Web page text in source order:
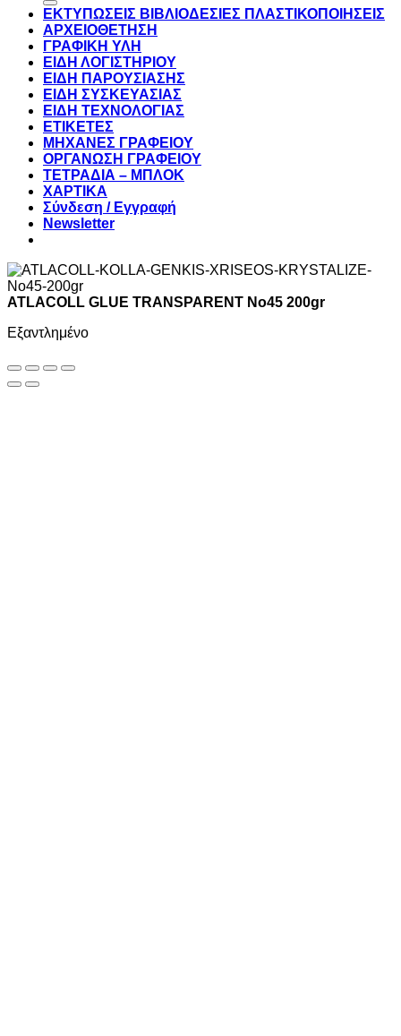
ΕΚΤΥΠΩΣΕΙΣ ΒΙΒΛΙΟΔΕΣΙΕΣ ΠΛΑΣΤΙΚΟΠΟΙΗΣΕΙΣ
ΑΡΧΕΙΟΘΕΤΗΣΗ
ΓΡΑΦΙΚΗ ΥΛΗ
ΕΙΔΗ ΛΟΓΙΣΤΗΡΙΟΥ
ΕΙΔΗ ΠΑΡΟΥΣΙΑΣΗΣ
ΕΙΔΗ ΣΥΣΚΕΥΑΣΙΑΣ
ΕΙΔΗ ΤΕΧΝΟΛΟΓΙΑΣ
ΕΤΙΚΕΤΕΣ
ΜΗΧΑΝΕΣ ΓΡΑΦΕΙΟΥ
ΟΡΓΑΝΩΣΗ ΓΡΑΦΕΙΟΥ
ΤΕΤΡΑΔΙΑ – ΜΠΛΟΚ
ΧΑΡΤΙΚΑ
Σύνδεση / Εγγραφή
Newsletter
ATLACOLL GLUE TRANSPARENT No45 200gr
Εξαντλημένο